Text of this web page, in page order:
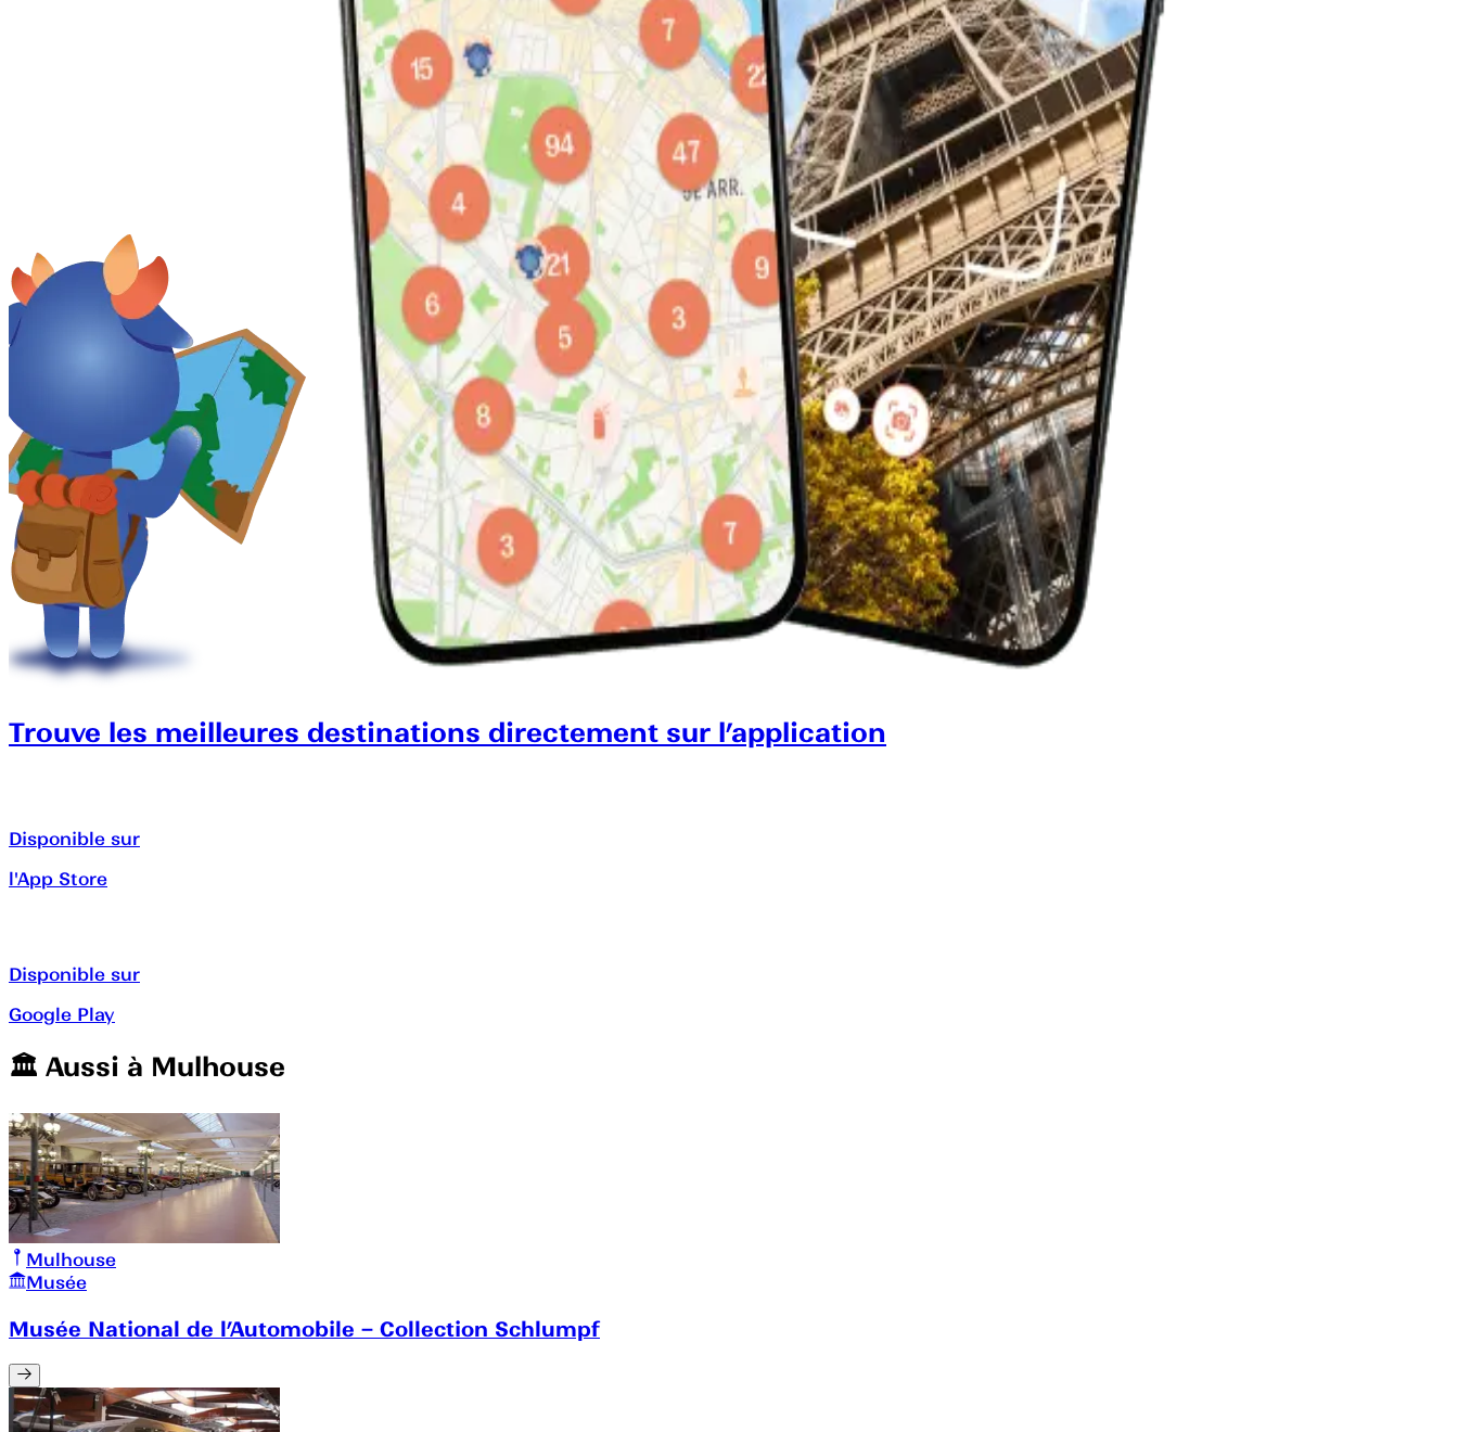
Trouve les meilleures destinations directement sur l’application
Disponible sur
l'App Store
Disponible sur
Google Play
🏛️️ Aussi à Mulhouse
Mulhouse
Musée
Musée National de l’Automobile – Collection Schlumpf